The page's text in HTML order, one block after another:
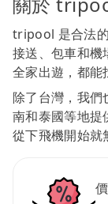
tripool 是合法
接送、包車和機
全家出遊，都能
除了台灣，我們
南和泰國等地提
從下飛機開始就